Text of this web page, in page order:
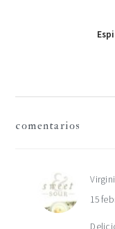
lectores
comentarios
15